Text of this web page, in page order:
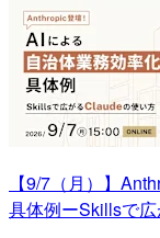
【9/7（月）】
具体例ーSkillsで